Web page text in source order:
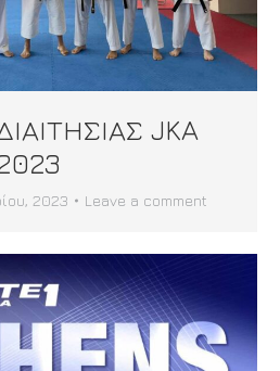
JKA
2023 Leave a comment